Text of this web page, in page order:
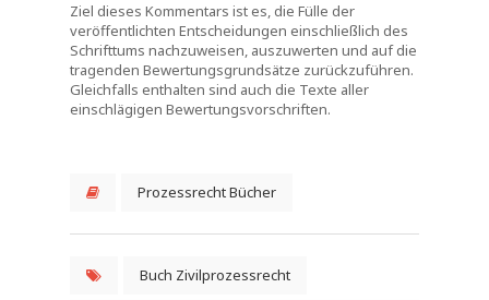
Ziel dieses Kommentars ist es, die Fülle der
veröffentlichten Entscheidungen einschließlich des
Schrifttums nachzuweisen, auszuwerten und auf die
tragenden Bewertungsgrundsätze zurückzuführen.
Gleichfalls enthalten sind auch die Texte aller
einschlägigen Bewertungsvorschriften.
Prozessrecht Bücher
Buch Zivilprozessrecht